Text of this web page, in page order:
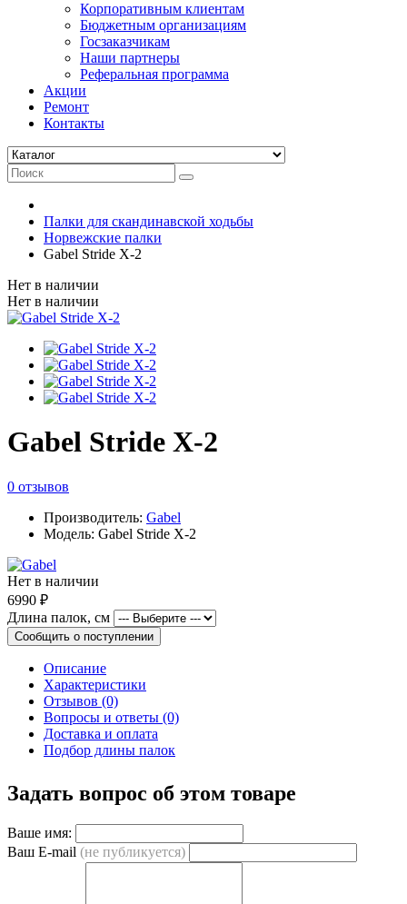
Корпоративным клиентам
Бюджетным организациям
Госзаказчикам
Наши партнеры
Реферальная программа
Акции
Ремонт
Контакты
Палки для скандинавской ходьбы
Норвежские палки
Gabel Stride X-2
Нет в наличии
Нет в наличии
Gabel Stride X-2
0 отзывов
Производитель: Gabel
Модель: Gabel Stride X-2
Нет в наличии
6990 ₽
Длина палок, см
Сообщить о поступлении
Описание
Характеристики
Отзывов (0)
Вопросы и ответы (0)
Доставка и оплата
Подбор длины палок
Задать вопрос об этом товаре
Ваше имя:
Ваш E-mail (не публикуется)